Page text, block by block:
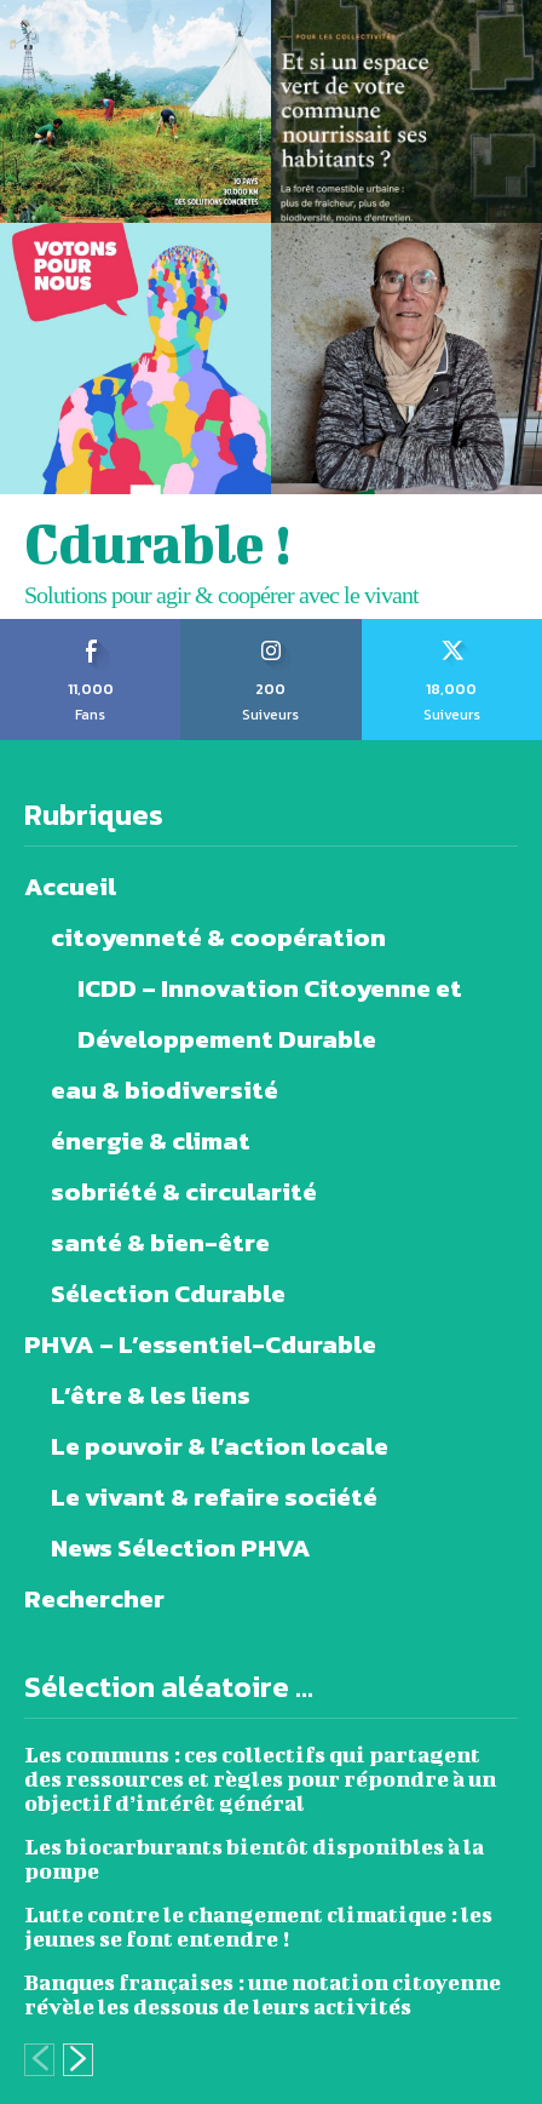
Cdurable !
Solutions pour agir & coopérer avec le vivant
11,000
Fans
200
Suiveurs
18,000
Suiveurs
Rubriques
Accueil
citoyenneté & coopération
ICDD – Innovation Citoyenne et
Développement Durable
eau & biodiversité
énergie & climat
sobriété & circularité
santé & bien-être
Sélection Cdurable
PHVA – L’essentiel-Cdurable
L’être & les liens
Le pouvoir & l’action locale
Le vivant & refaire société
News Sélection PHVA
Rechercher
Sélection aléatoire ...
Les communs : ces collectifs qui partagent
des ressources et règles pour répondre à un
objectif d’intérêt général
Les biocarburants bientôt disponibles à la
pompe
Lutte contre le changement climatique : les
jeunes se font entendre !
Banques françaises : une notation citoyenne
révèle les dessous de leurs activités